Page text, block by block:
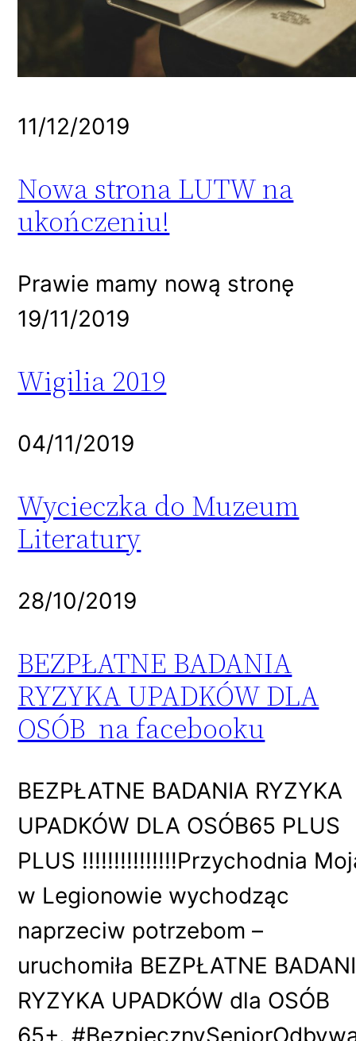
11/12/2019
Nowa strona LUTW na
ukończeniu!
Prawie mamy nową stronę
19/11/2019
Wigilia 2019
04/11/2019
Wycieczka do Muzeum
Literatury
28/10/2019
BEZPŁATNE BADANIA
RYZYKA UPADKÓW DLA
OSÓB na facebooku
BEZPŁATNE BADANIA RYZYKA
UPADKÓW DLA OSÓB65 PLUS
PLUS !!!!!!!!!!!!!!!Przychodnia
w Legionowie wychodząc
naprzeciw potrzebom –
uruchomiła BEZPŁATNE
RYZYKA UPADKÓW dla OSÓB
65+.